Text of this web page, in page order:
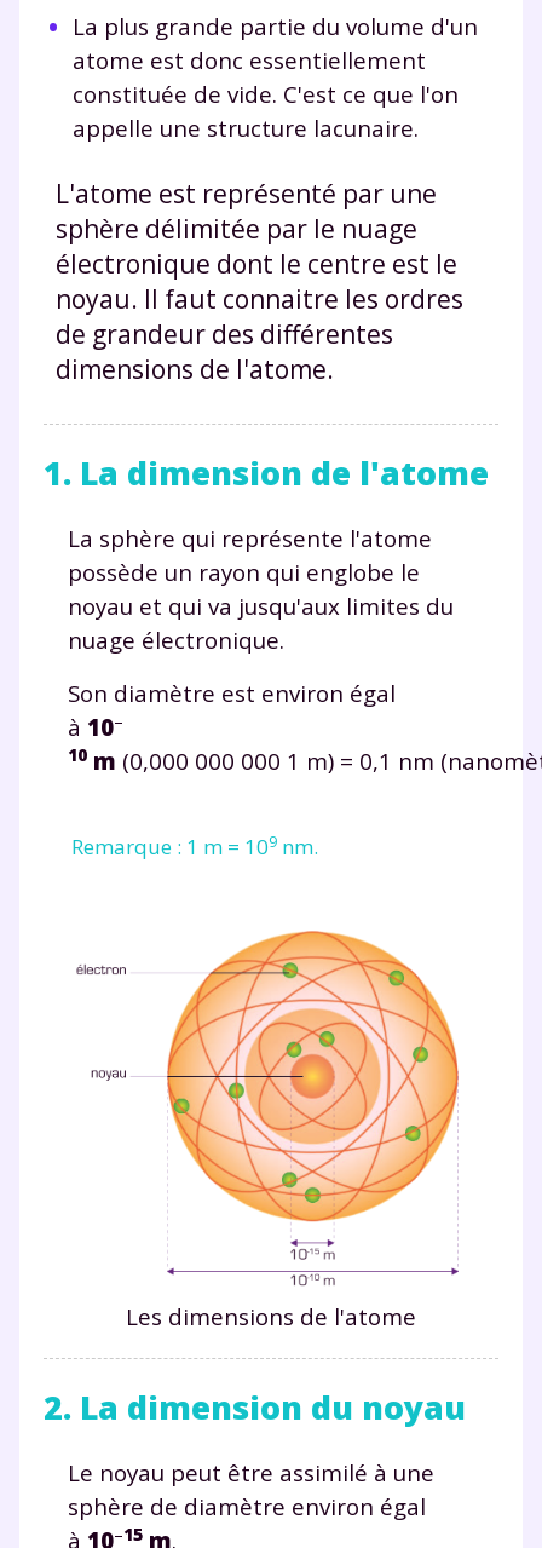
La plus grande partie du volume d'un
atome est donc essentiellement
constituée de vide. C'est ce que l'on
appelle une structure lacunaire.
L'atome est représenté par une
sphère délimitée par le nuage
électronique dont le centre est le
noyau. Il faut connaitre les ordres
de grandeur des différentes
dimensions de l'atome.
1. La dimension de l'atome
La sphère qui représente l'atome
possède un rayon qui englobe le
noyau et qui va jusqu'aux limites du
nuage électronique.
Son diamètre est environ égal
à 10–
10 m (0,000 000 000 1 m) = 0,1 nm
Remarque : 1 m = 109 nm.
Les dimensions de l'atome
2. La dimension du noyau
Le noyau peut être assimilé à une
sphère de diamètre environ égal
à 10–15 m.